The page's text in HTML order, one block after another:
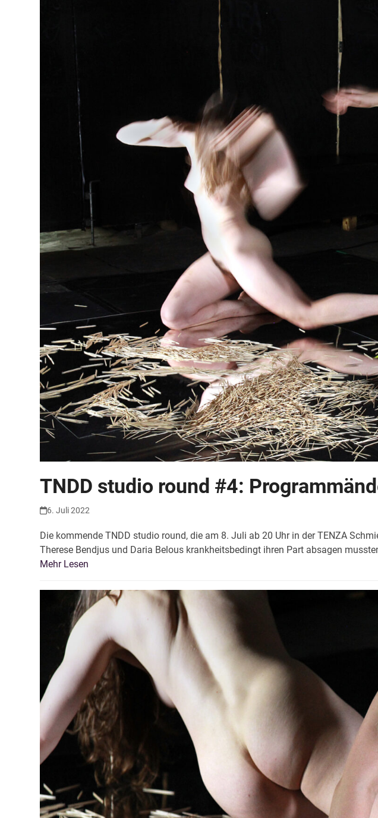
TNDD studio round #4:
6. Juli 2022
Die kommende TNDD studio round, die am 8. Juli ab 20 Uhr in der TENZA
Therese Bendjus und Daria Belous krankheitsbedingt ihren Part absagen
Mehr Lesen